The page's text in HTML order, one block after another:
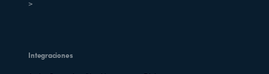
>
Integraciones